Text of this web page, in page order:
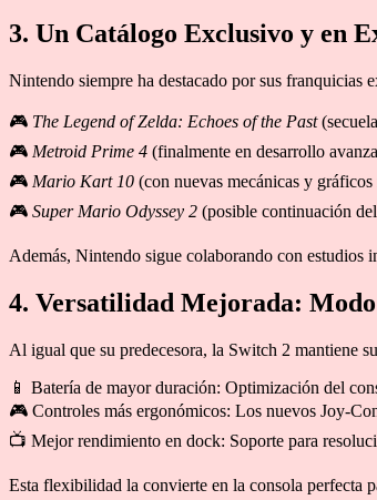
3. Un Catálogo Exclusivo y en
Nintendo siempre ha destacado por sus franquicias
🎮 The Legend of Zelda: Echoes of the Past
🎮 Metroid Prime 4 (finalmente en desarrollo
🎮 Mario Kart 10 (con nuevas mecánicas y
🎮 Super Mario Odyssey 2 (posible continuación
Además, Nintendo sigue colaborando con estudios
4. Versatilidad Mejorada:
Al igual que su predecesora, la Switch 2 mantiene
📱 Batería de mayor duración: Optimización del
🎮 Controles más ergonómicos: Los nuevos Joy-
📺 Mejor rendimiento en dock: Soporte para
Esta flexibilidad la convierte en la consola perfecta